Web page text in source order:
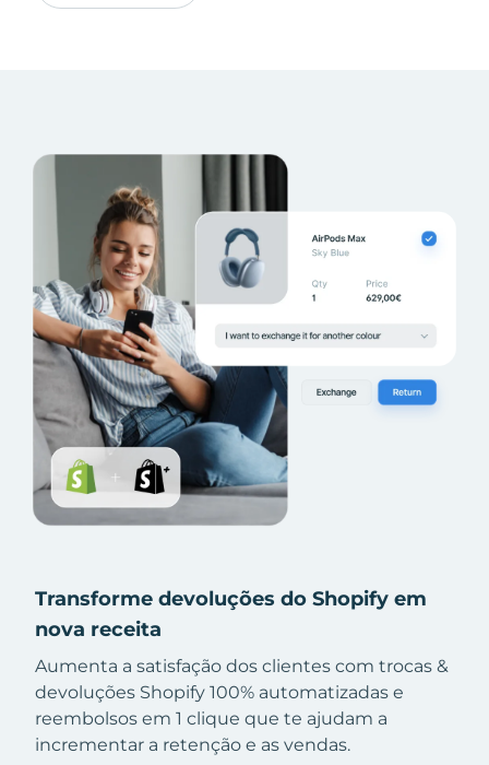
Transforme devoluções do Shopify em
nova receita
Aumenta a satisfação dos clientes com trocas &
devoluções Shopify 100% automatizadas e
reembolsos em 1 clique que te ajudam a
incrementar a retenção e as vendas.